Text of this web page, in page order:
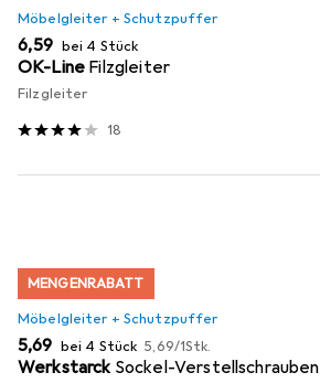
Möbelgleiter + Schutzpuffer
EUR
6,59 bei 4 Stück
OK-Line Filzgleiter
Filzgleiter
18
MENGENRABATT
Möbelgleiter + Schutzpuffer
EUR
5,69 bei 4 Stück EUR
5,69/1Stk.
Werkstarck Sockel-Verstellschrauben